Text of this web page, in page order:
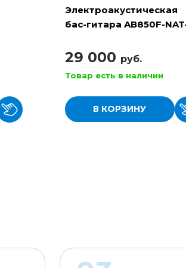
Электроакустическая
бас-гитара AB850F-
29 000 руб.
Товар есть в наличии
В КОРЗИНУ